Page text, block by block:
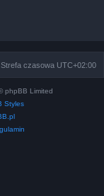
Strefa czasowa UTC+02:00
phpBB Limited
Styles